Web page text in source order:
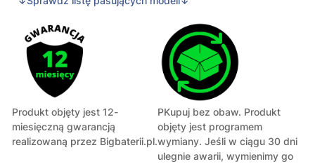
Produkt objęty jest 12-
miesięczną gwarancją
realizowaną przez Bigbaterii.pl.
PKupuj bez obaw. Produkt
objęty jest programem
wymiany. Jeśli w ciągu 30 dni
ulegnie awarii, wymienimy go